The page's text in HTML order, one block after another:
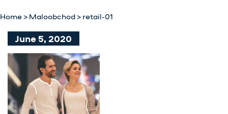
Tréning s Activate
Home> Maloobchod> retail-01
June 5, 2020